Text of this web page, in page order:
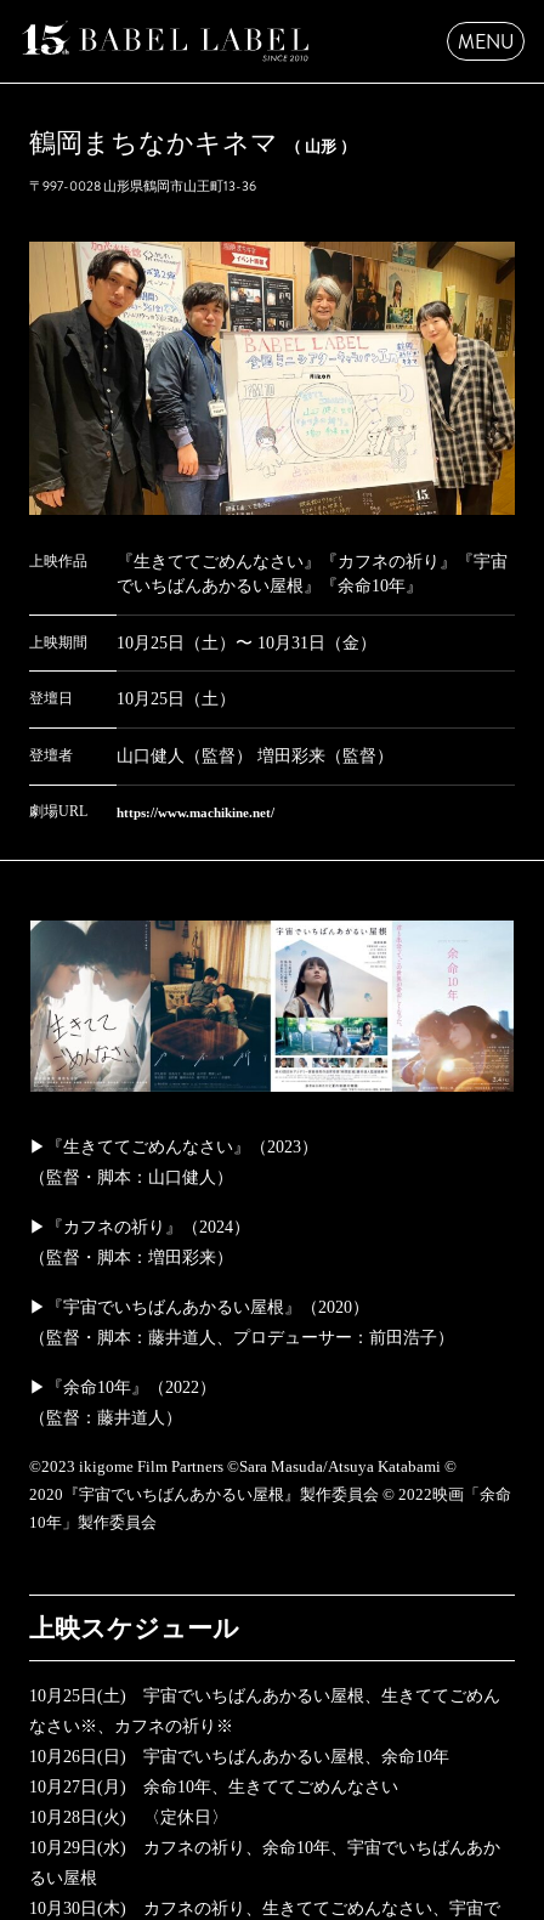
MENU
ユーロスペース FINALE DAY8
ユーロスペース FINALE DAY7
ユーロスペース FINALE DAY6
ユーロスペース FINALE DAY5
ユーロスペース FINALE DAY4
ユーロスペース FINALE DAY3
ユーロスペース FINALE DAY2
ユーロスペース FINALE DAY1
ユーロスペース
横川シネマ
鶴岡まちなかキネマ
第七藝術劇場
御成座
ガーデンズシネマ
別府ブルーバード劇場
サツゲキ
シネ・ウインド
BABEL LABEL
鶴岡まちなかキネマ （ 山形 ）
〒997-0028 山形県鶴岡市山王町13-36
上映作品
『生きててごめんなさい』『カフネの祈り』『宇宙
でいちばんあかるい屋根』『余命10年』
上映期間 10月25日（土）〜 10月31日（金）
登壇日 10月25日（土）
登壇者 山口健人（監督） 増田彩来（監督）
劇場URL https://www.machikine.net/
▶︎『生きててごめんなさい』（2023）
（監督・脚本：山口健人）
▶︎『カフネの祈り』（2024）
（監督・脚本：増田彩来）
▶︎『宇宙でいちばんあかるい屋根』（2020）
（監督・脚本：藤井道人、プロデューサー：前田浩子）
▶︎『余命10年』（2022）
（監督：藤井道人）
©2023 ikigome Film Partners ©Sara Masuda/Atsuya Katabami ©
2020『宇宙でいちばんあかるい屋根』製作委員会 © 2022映画「余命
10年」製作委員会
上映スケジュール
10月25日(土) 宇宙でいちばんあかるい屋根、生きててごめん
なさい※、カフネの祈り※
10月26日(日) 宇宙でいちばんあかるい屋根、余命10年
10月27日(月) 余命10年、生きててごめんなさい
10月28日(火) 〈定休日〉
10月29日(水) カフネの祈り、余命10年、宇宙でいちばんあか
るい屋根
10月30日(木) カフネの祈り、生きててごめんなさい、宇宙で